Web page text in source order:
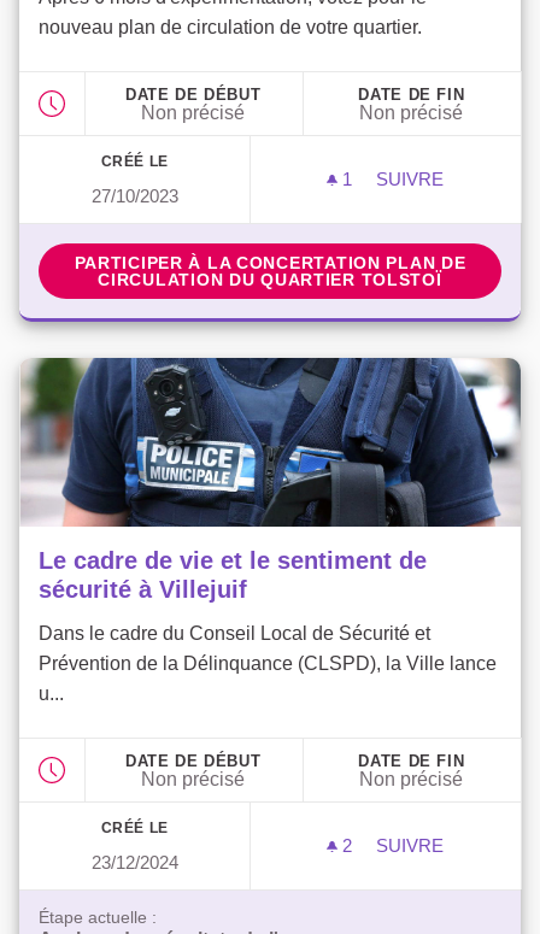
nouveau plan de circulation de votre quartier.
DATE DE DÉBUT
Non précisé
DATE DE FIN
Non précisé
CRÉÉ LE
27/10/2023
1 1 ABONNÉ
SUIVRE
PARTICIPER À LA CONCERTATION PLAN DE
PARTICIPER À LA CONCERTATION PLAN DE
CIRCULATION DU QUARTIER TOLSTOÏ
Le cadre de vie et le sentiment de
sécurité à Villejuif
Dans le cadre du Conseil Local de Sécurité et
Prévention de la Délinquance (CLSPD), la Ville lance
u...
DATE DE DÉBUT
Non précisé
DATE DE FIN
Non précisé
CRÉÉ LE
23/12/2024
2 2 ABONNÉS
SUIVRE
Étape actuelle :